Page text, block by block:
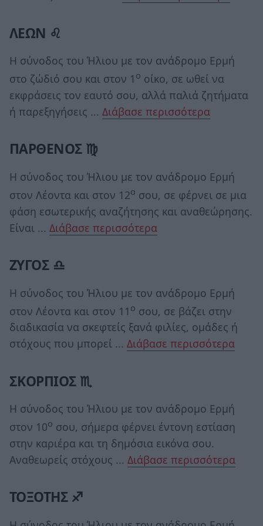
ΛΕΩΝ ♌
Η σύνοδος του Ήλιου με τον ανάδρομο Ερμή
στο ζώδιό σου και στον 1 ο οίκο, σε ωθεί να
εκφράσεις τον εαυτό σου, αλλά παλιά ζητήματα
ή παρεξηγήσεις ... Διάβασε περισσότερα
ΠΑΡΘΕΝΟΣ ♍
Η σύνοδος του Ήλιου με τον ανάδρομο Ερμή
στον Λέοντα και στον 12ο σου, σε φέρνει σε μια
φάση εσωτερικής αναζήτησης και αναθεώρησης.
Είναι ... Διάβασε περισσότερα
ΖΥΓΟΣ ♎
Η σύνοδος του Ήλιου με τον ανάδρομο Ερμή
στον Λέοντα και στον 11 ο σου, σε βάζει στην
διαδικασία να σκεφτείς ξανά φιλίες, ομάδες ή
στόχους που μπορεί ... Διάβασε περισσότερα
ΣΚΟΡΠΙΟΣ ♏
Η σύνοδος του Ήλιου με τον ανάδρομο Ερμή
στον 10ο σου, σήμερα φέρνει έντονη εστίαση
στην καριέρα και τη δημόσια εικόνα σου.
Αναθεωρείς στόχους ... Διάβασε περισσότερα
ΤΟΞΟΤΗΣ ♐